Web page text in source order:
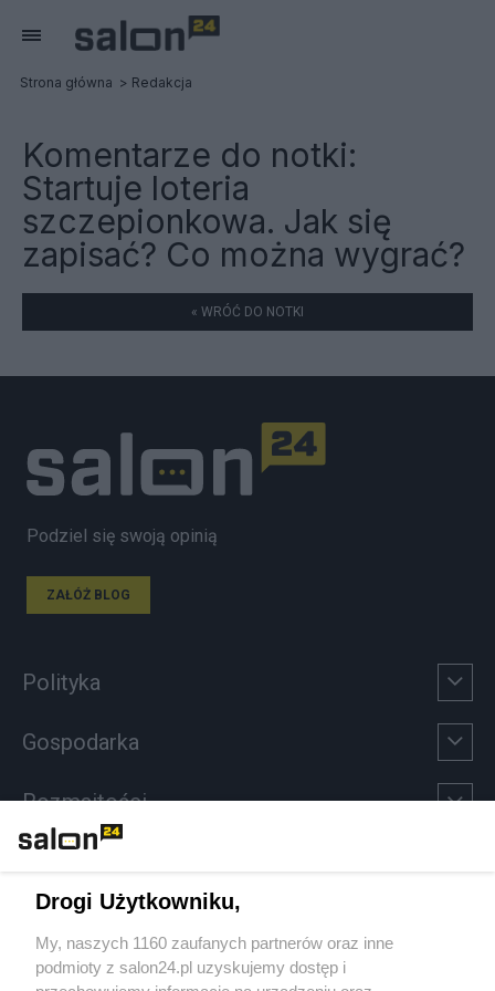
Strona główna Redakcja
Komentarze do notki:
Startuje loteria
szczepionkowa. Jak się
zapisać? Co można wygrać?
« WRÓĆ DO NOTKI
Podziel się swoją opinią
ZAŁÓŻ BLOG
Polityka
Gospodarka
Rozmaitości
Sport
Społeczeństwo
Drogi Użytkowniku,
My, naszych 1160 zaufanych partnerów oraz inne
podmioty z salon24.pl uzyskujemy dostęp i